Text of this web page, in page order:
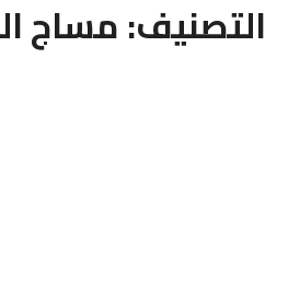
التصنيف:مساج